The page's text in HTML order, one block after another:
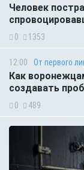
Человек
0 1353
12:00 От первого
Как
создавать
0 489